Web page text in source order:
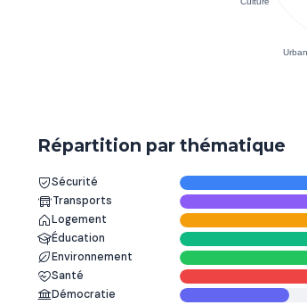
Répartition par thématique
Sécurité
Transports
Logement
Éducation
Environnement
Santé
Démocratie